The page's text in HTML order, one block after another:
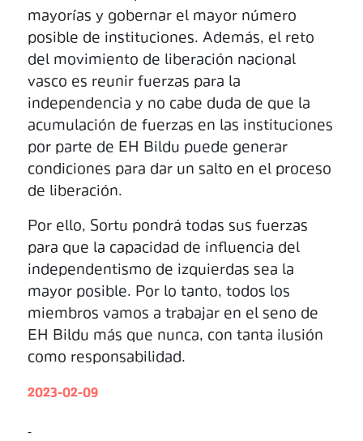
mayorías y gobernar el mayor número
posible de instituciones. Además, el reto
del movimiento de liberación nacional
vasco es reunir fuerzas para la
independencia y no cabe duda de que la
acumulación de fuerzas en las instituciones
por parte de EH Bildu puede generar
condiciones para dar un salto en el proceso
de liberación.
Por ello, Sortu pondrá todas sus fuerzas
para que la capacidad de influencia del
independentismo de izquierdas sea la
mayor posible. Por lo tanto, todos los
miembros vamos a trabajar en el seno de
EH Bildu más que nunca, con tanta ilusión
como responsabilidad.
2023-02-09
-